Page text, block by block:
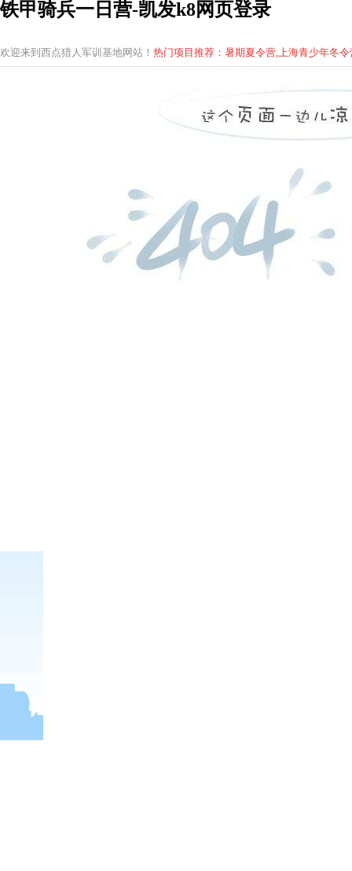
铁甲骑兵一日营-凯发k8网页登录
欢迎来到西点猎人军训基地网站！ 热门项目推荐：暑期夏令营,上海青少年冬令